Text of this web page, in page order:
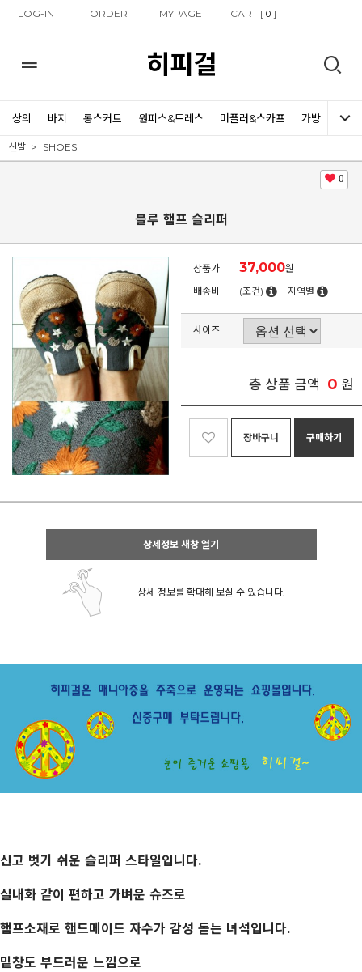
LOG-IN ORDER MYPAGE CART [0 ]
히피걸
상의 바지 롱스커트 원피스&드레스 머플러&스카프 가방 신발
신발 SHOES
0
블루 햄프 슬리퍼
상품가 37,000원
배송비
(조건) 지역별
사이즈
총 상품 금액 0 원
장바구니 구매하기
상세정보 새창 열기
상세 정보를 확대해 보실 수 있습니다.
신고 벗기 쉬운 슬리퍼 스타일입니다.
실내화 같이 편하고 가벼운 슈즈로
햄프소재로 핸드메이드 자수가 감성 돋는 녀석입니다.
밑창도 부드러운 느낌으로